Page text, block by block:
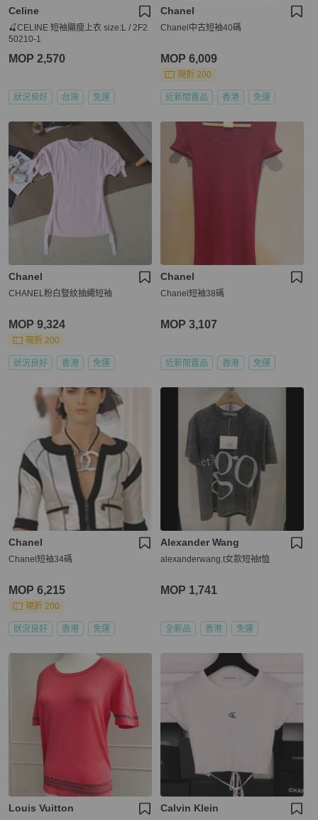
Celine
🍒CELINE 短袖顯瘦上衣 size:L / 2F2
50210-1
MOP 2,570
狀況良好 台灣 免運
Chanel
Chanel中古短袖40碼
MOP 6,009
現折 200
近新閒置品 香港 免運
Chanel
CHANEL粉白豎紋抽繩短袖
MOP 9,324
現折 200
狀況良好 香港 免運
Chanel
Chanel短袖38碼
MOP 3,107
近新閒置品 香港 免運
Chanel
Chanel短袖34碼
MOP 6,215
現折 200
狀況良好 香港 免運
Alexander Wang
alexanderwang.t女款短袖t恤
MOP 1,741
全新品 香港 免運
Louis Vuitton Calvin Klein